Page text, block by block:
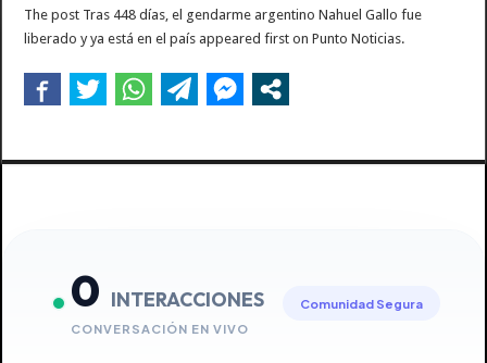
The post Tras 448 días, el gendarme argentino Nahuel Gallo fue
liberado y ya está en el país appeared first on Punto Noticias.
0 INTERACCIONES
CONVERSACIÓN EN VIVO
Comunidad Segura